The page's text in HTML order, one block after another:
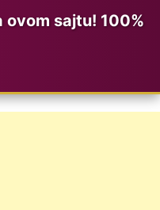
ovom sajtu! 100%